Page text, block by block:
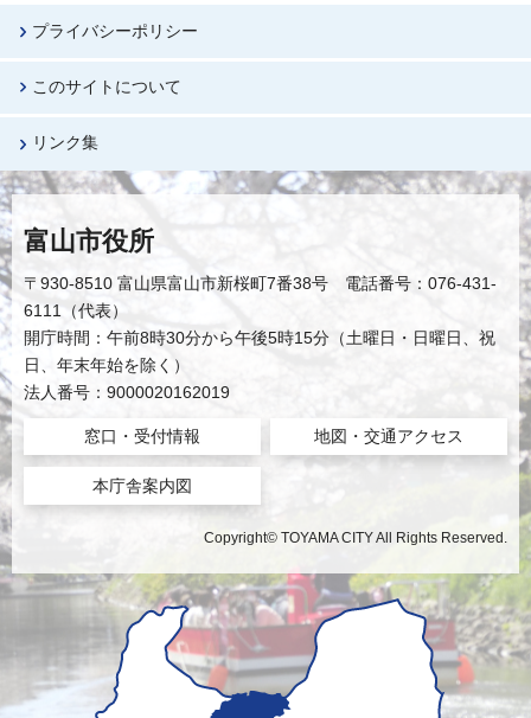
プライバシーポリシー
このサイトについて
リンク集
富山市役所
〒930-8510 富山県富山市新桜町7番38号 電話番号：076-431-
6111（代表）
開庁時間：午前8時30分から午後5時15分（土曜日・日曜日、祝
日、年末年始を除く）
法人番号：9000020162019
窓口・受付情報 地図・交通アクセス
本庁舎案内図
Copyright© TOYAMA CITY All Rights Reserved.